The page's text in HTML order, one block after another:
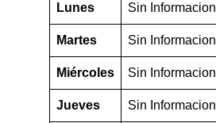
Lunes Sin Informacion
Martes Sin Informacion
Miércoles Sin Informacion
Jueves Sin Informacion